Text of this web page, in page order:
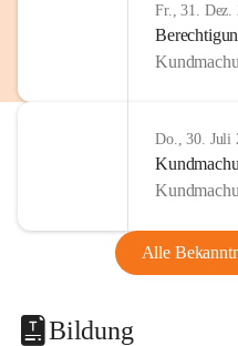
Fr., 31. Dez.
Do., 30. Juli
Alle
Bildung